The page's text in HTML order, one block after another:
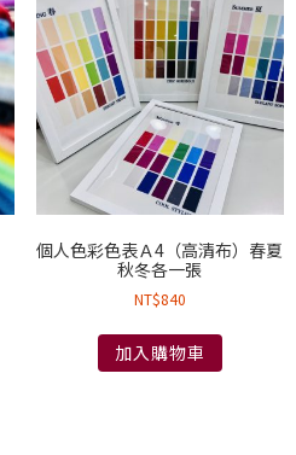
個人色彩色表Ａ4（高清布）春夏
秋冬各一張
NT$840
加入購物車